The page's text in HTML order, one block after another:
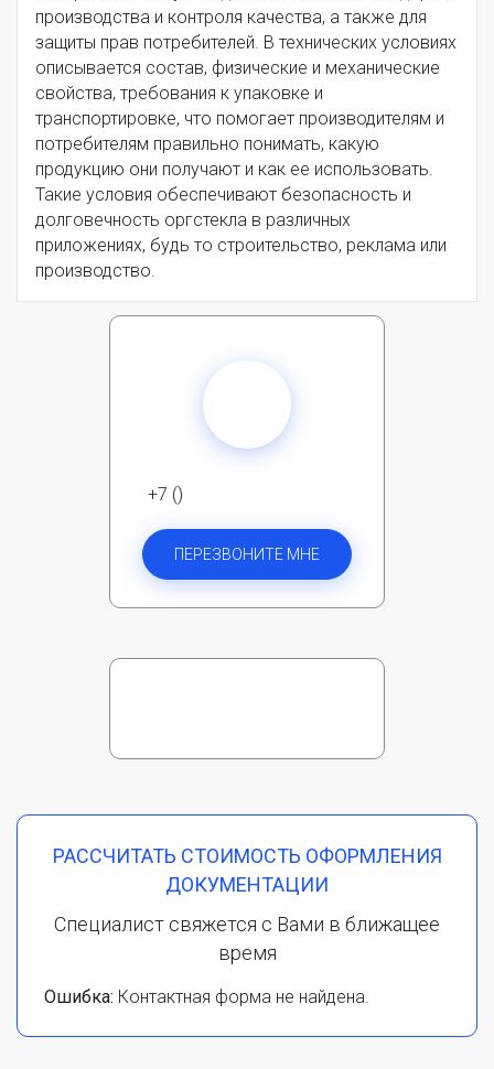
производства и контроля качества, а также для
защиты прав потребителей. В технических условиях
описывается состав, физические и механические
свойства, требования к упаковке и
транспортировке, что помогает производителям и
потребителям правильно понимать, какую
продукцию они получают и как ее использовать.
Такие условия обеспечивают безопасность и
долговечность оргстекла в различных
приложениях, будь то строительство, реклама или
производство.
+7 ()
ПЕРЕЗВОНИТЕ МНЕ
РАССЧИТАТЬ СТОИМОСТЬ ОФОРМЛЕНИЯ
ДОКУМЕНТАЦИИ
Специалист свяжется с Вами в ближащее
время
Ошибка: Контактная форма не найдена.